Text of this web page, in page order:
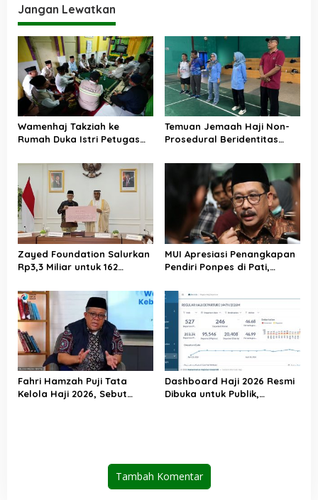
g
a
s
i
p
o
s
Jangan Lewatkan
Wamenhaj Takziah ke
Rumah Duka Istri Petugas
Penghormatan atas
Amanah yang Tetap
Ditunaikan
Temuan Jemaah Haji Non-
Prosedural Beridentitas
Kami Tunggu Arahan Pusat
Zayed Foundation Salurkan
Rp3,3 Miliar untuk 162
Perkuat Kerja Sama Haji RI–
UEA
MUI Apresiasi Penangkapan
Pendiri Ponpes di Pati,
bagi Perusak Akhlak
Pesantren
Fahri Hamzah Puji Tata
Kelola Haji 2026, Sebut
Dashboard Haji 2026 Resmi
Dibuka untuk Publik,
Tambah Komentar